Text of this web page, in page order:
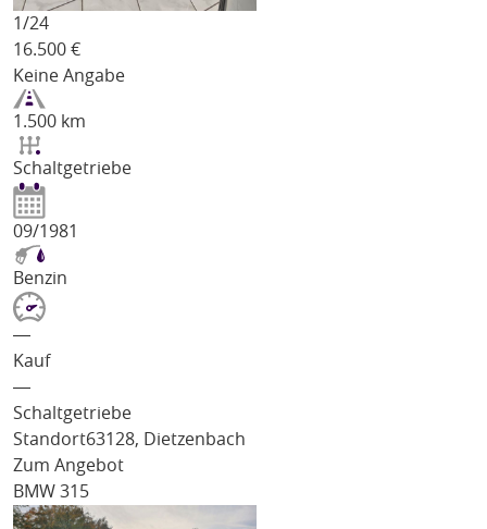
1/24
16.500 €
Keine Angabe
1.500 km
Schaltgetriebe
09/1981
Benzin
―
Kauf
―
Schaltgetriebe
Standort63128, Dietzenbach
Zum Angebot
BMW 315